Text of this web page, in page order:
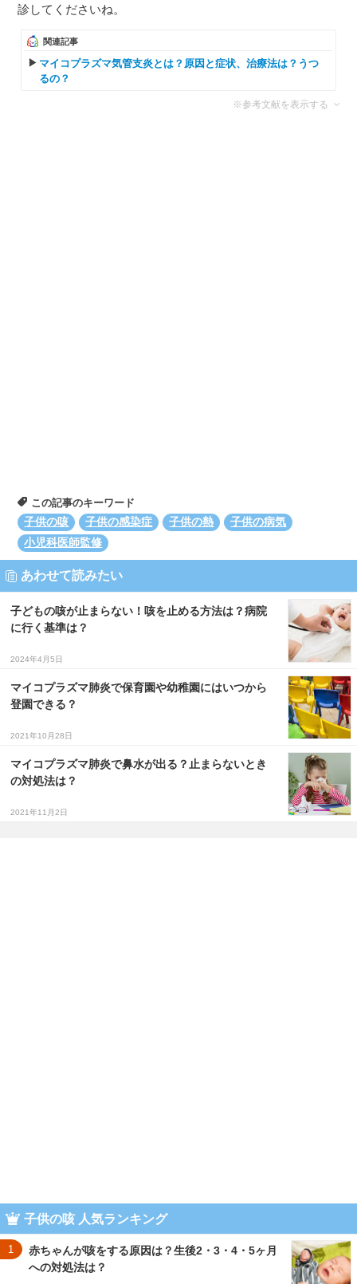
診してくださいね。
関連記事
マイコプラズマ気管支炎とは？原因と症状、治療法は？うつ
るの？
※参考文献を表示する
この記事のキーワード
子供の咳
子供の感染症 子供の熱
子供の病気
小児科医師監修
あわせて読みたい
子どもの咳が止まらない！咳を止める方法は？病院
に行く基準は？
2024年4月5日
マイコプラズマ肺炎で保育園や幼稚園にはいつから
登園できる？
2021年10月28日
マイコプラズマ肺炎で鼻水が出る？止まらないとき
の対処法は？
2021年11月2日
子供の咳 人気ランキング
1
赤ちゃんが咳をする原因は？生後2・3・4・5ヶ月
への対処法は？